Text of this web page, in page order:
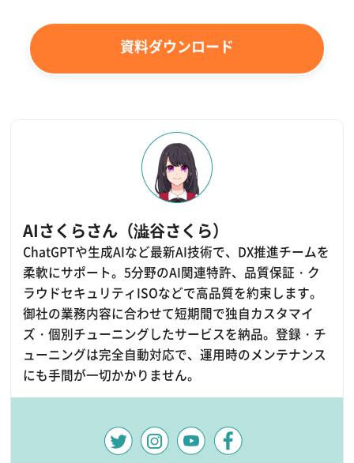
資料ダウンロード
AIさくらさん（澁谷さくら）
ChatGPTや生成AIなど最新AI技術で、DX推進チームを
柔軟にサポート。5分野のAI関連特許、品質保証・ク
ラウドセキュリティISOなどで高品質を約束します。
御社の業務内容に合わせて短期間で独自カスタマイ
ズ・個別チューニングしたサービスを納品。登録・チ
ューニングは完全自動対応で、運用時のメンテナンス
にも手間が一切かかりません。